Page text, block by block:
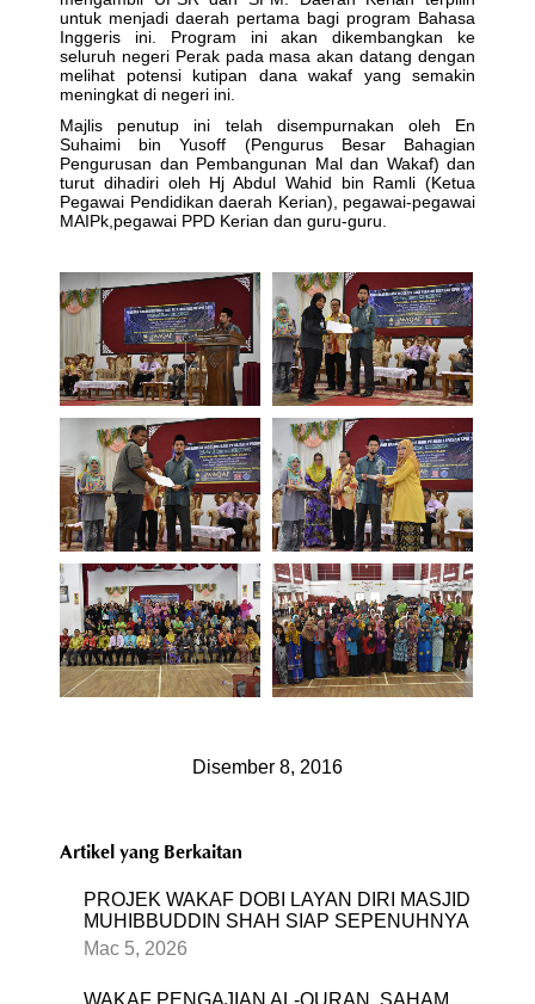
untuk menjadi daerah pertama bagi program Bahasa
Inggeris ini. Program ini akan dikembangkan ke
seluruh negeri Perak pada masa akan datang dengan
melihat potensi kutipan dana wakaf yang semakin
meningkat di negeri ini.
Majlis penutup ini telah disempurnakan oleh En
Suhaimi bin Yusoff (Pengurus Besar Bahagian
Pengurusan dan Pembangunan Mal dan Wakaf) dan
turut dihadiri oleh Hj Abdul Wahid bin Ramli (Ketua
Pegawai Pendidikan daerah Kerian), pegawai-pegawai
MAIPk,pegawai PPD Kerian dan guru-guru.
Disember 8, 2016
Artikel yang Berkaitan
PROJEK WAKAF DOBI LAYAN DIRI MASJID
MUHIBBUDDIN SHAH SIAP SEPENUHNYA
Mac 5, 2026
WAKAF PENGAJIAN AL-QURAN, SAHAM